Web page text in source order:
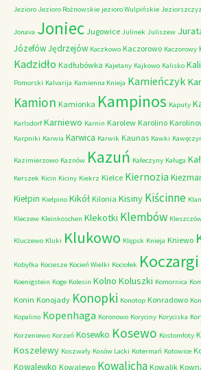
Jezioro Jezioro Rożnowskie jezioro Wulpińskie
Jonava Joniec Jugowice Julinek Juliszew
JózefówJędrzejów Kaczkowo Kaczorowo Kaczorowy
Kadzidło Kadłubówka Kajetany Kajkowo Kalisko
Pomorski Kalvarija Kamienna Knieja Kamieńczyk
Kamion Kamionka Kampinos Kaputy
Karlsdorf Karniewo Karnin Karolew Karolino
Karpniki Karwia Karwica Karwik Kaunas Kawki
Kazimierzowo Kaznów Kazuń Kałeczyny Kaługa
Kerszek Kicin Kiciny Kiekrz Kielce Kiernozia
Kiełpin Kiełpino Kikół Kilonia Kisiny Kiścinne
Kleczew Kleinkoschen Klekotki Klembów
Kluczewo Kluki Klukowo Klępsk Knieja Kniewo
Kobyłka Kociesze Kocień Wielki Kociołek Koczargi
Koenigstein Koge Kolesin Kolno Koluszki Komornica
Konin Konojady Konopki Konotop Konradowo
Kopalino Kopenhaga Koronowo Koryciny Koryciska
Korzeniewo Korzeń Kosewko Kosewo Kostomłoty
Koszelewy Koszwały Kosów Lacki Kotermań Kotowice
Kowalewko Kowalewo Kowalicha Kowalik